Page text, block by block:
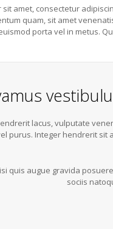
sit amet, consectetur
quam, sit amet
porta vel in metus.
lacus, vulputate
purus. Integer hendrerit sit
quis augue gravida
sociis